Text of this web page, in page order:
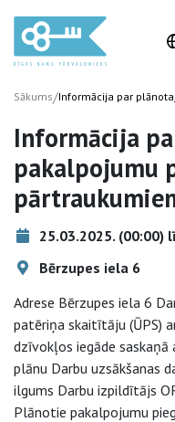
Sākums/Informācija par
Informācija
pakalpojumu
25.03.2025. (00:00)
Bērzupes iela 6
Adrese Bērzupes iela 6
patēriņa skaitītāju (ŪPS)
dzīvokļos iegāde saskaņā
plānu Darbu uzsākšanas
ilgums Darbu izpildītājs
Plānotie pakalpojumu